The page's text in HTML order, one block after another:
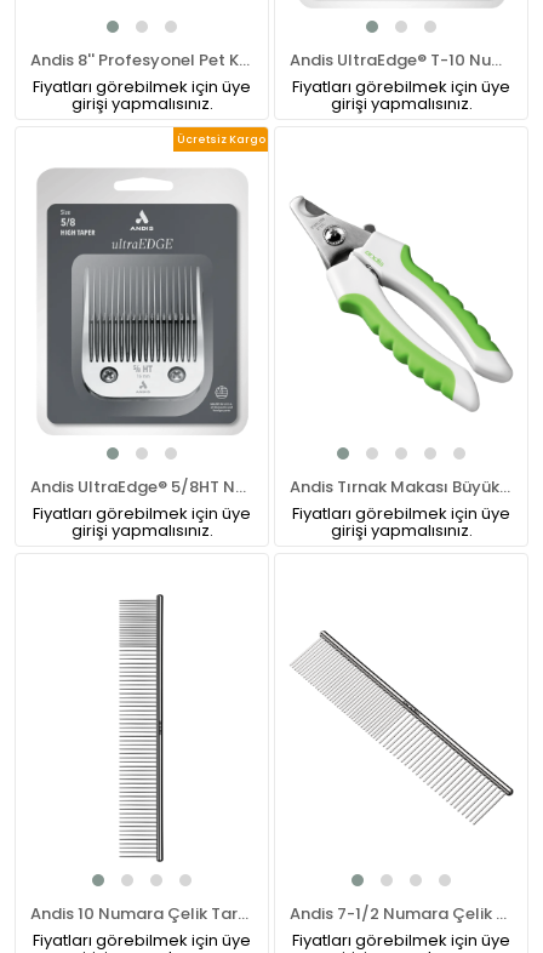
Andis 8'' Profesyonel Pet Kuaför Düz Makas (Sağ El)
Fiyatları görebilmek için üye
girişi yapmalısınız.
Andis UltraEdge® T-10 Numara Pet Tıraş Makinesi Bıçağı
Fiyatları görebilmek için üye
girişi yapmalısınız.
Andis UltraEdge® 5/8HT Numara Pet Tıraş Makinesi Bıçağı
Ücretsiz Kargo
Fiyatları görebilmek için üye
girişi yapmalısınız.
Andis Tırnak Makası Büyük Boy 18 cm
Fiyatları görebilmek için üye
girişi yapmalısınız.
Andis 10 Numara Çelik Tarak
Fiyatları görebilmek için üye
Andis 7-1/2 Numara Çelik Tarak
Fiyatları görebilmek için üye